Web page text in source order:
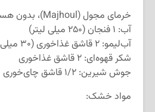
خرمای مجول (Majhoul)، بدون هسته و خرد‌شده: ۴۲۵ گرم
آب: ۱ فنجان (۲۵۰ میلی لیتر)
آب‌لیمو: ۲ قاشق غذاخوری (۳۰ میلی لیتر)
شکر قهوه‌ای: ۲ قاشق غذاخوری
جوش شیرین: ۱/۲ قاشق چای‌خوری
مواد خشک: